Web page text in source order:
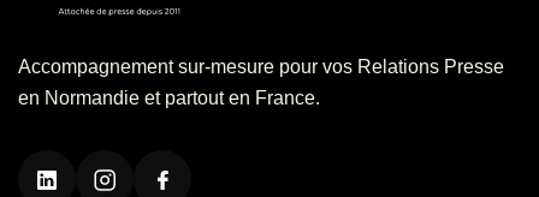
Accompagnement sur-mesure pour vos Relations Presse
en Normandie et partout en France.